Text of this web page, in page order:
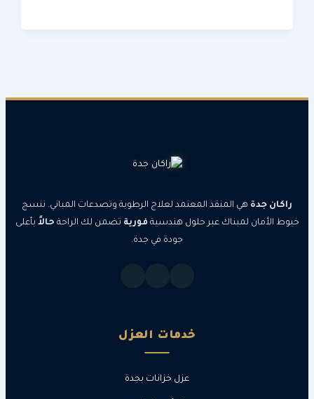
هي المنقذ المعتمد لعلاج الرطوبة وتصدعات المباني. ننسج
لمبناك عبر حلول هندسيةفوريةتضمن لك الراحةحالاًبأعلى
جودة في جدة.
خدمات العزل
عزل خزانات بجدة